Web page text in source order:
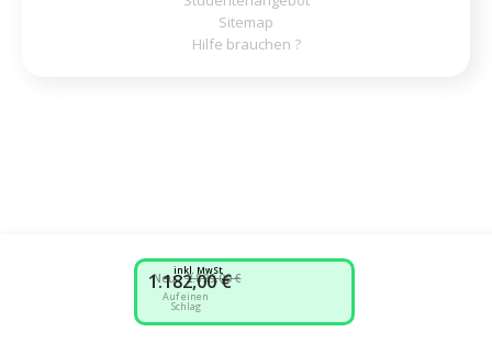
Neu :2.899,00 €
1.182,00 €
inkl. MwSt.
Auf einen
Schlag
Sitemap
Hilfe brauchen ?